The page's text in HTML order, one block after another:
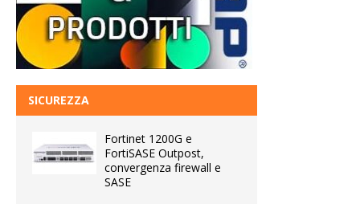
SICUREZZA
Fortinet 1200G e
FortiSASE Outpost,
convergenza firewall e
SASE